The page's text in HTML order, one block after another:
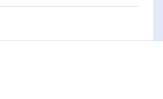
em contato por